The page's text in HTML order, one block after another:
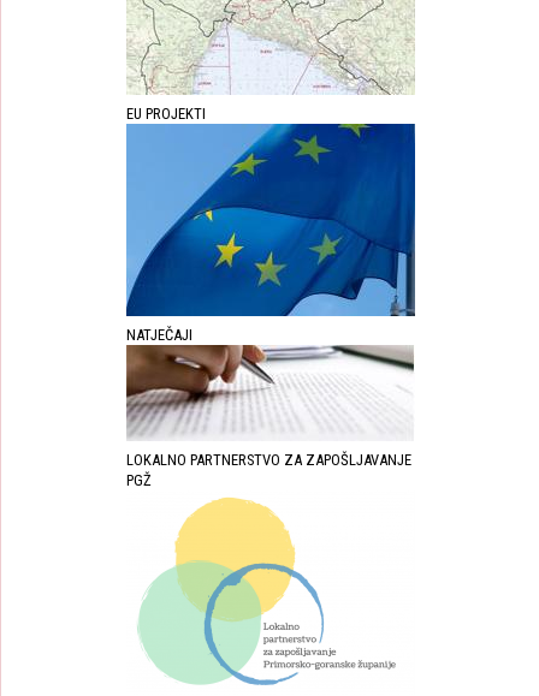
EU PROJEKTI
NATJEČAJI
LOKALNO PARTNERSTVO ZA ZAPOŠLJAVANJE
PGŽ